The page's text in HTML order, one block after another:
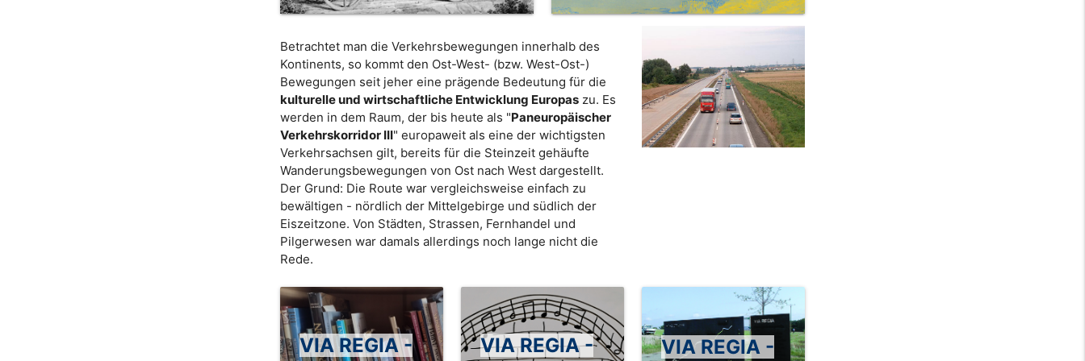
Betrachtet man die Verkehrsbewegungen innerhalb des
Kontinents, so kommt den Ost-West- (bzw. West-Ost-)
Bewegungen seit jeher eine prägende Bedeutung für die
kulturelle und wirtschaftliche Entwicklung Europas zu. Es
werden in dem Raum, der bis heute als "Paneuropäischer
Verkehrskorridor III" europaweit als eine der wichtigsten
Verkehrsachsen gilt, bereits für die Steinzeit gehäufte
Wanderungsbewegungen von Ost nach West dargestellt.
Der Grund: Die Route war vergleichsweise einfach zu
bewältigen - nördlich der Mittelgebirge und südlich der
Eiszeitzone. Von Städten, Strassen, Fernhandel und
Pilgerwesen war damals allerdings noch lange nicht die
Rede.
VIA REGIA - VIA REGIA - VIA REGIA -